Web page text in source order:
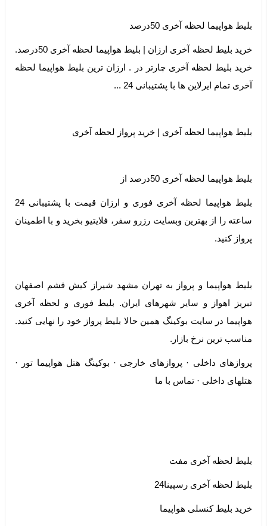
‫بلیط هواپیما لحظه آخری 50درصد
خرید بلیط لحظه آخری ارزان | بلیط هواپیما لحظه آخری 50درصد.
خرید بلیط لحظه آخری چارتر در . ارزان ترین بلیط هواپیما لحظه
آخری تمام ایرلاین ها با پشتیبانی 24 ...
بلیط هواپیما لحظه آخری | خرید پرواز لحظه آخری
‫بلیط هواپیما لحظه آخری 50درصد از
بلیط هواپیما لحظه آخری فوری و ارزان قیمت با پشتیبانی 24
ساعته را از بهترین وبسایت رزرو سفر، فلایتیو بخرید و با اطمینان
پرواز کنید.
بلیط هواپیما و پرواز به تهران مشهد شیراز کیش قشم اصفهان
تبریز اهواز و سایر شهرهای ایران. بلیط فوری و لحظه آخری
هواپیما در سایت بوکینگ همین حالا بلیط پرواز خود را نهایی کنید.
مناسب ترین نرخ بازار.
‏پروازهای داخلی · ‏پروازهای خارجی · ‏بوکینگ هتل هواپیما تور ·
‏هتلهای داخلی · ‏تماس با ما
بلیط لحظه آخری مفت
بلیط لحظه آخری رسپینا24
خرید بلیط کنسلی هواپیما